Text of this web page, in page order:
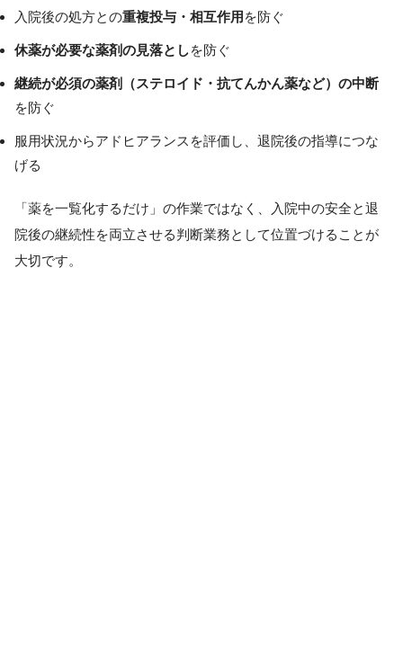
入院後の処方との重複投与・相互作用 を防ぐ
休薬が必要な薬剤の見落としを防ぐ
継続が必須の薬剤（ステロイド・抗てんかん薬など）の中断
を防ぐ
服用状況からアドヒアランスを評価し、退院後の指導につな
げる
「薬を一覧化するだけ」の作業ではなく、入院中の安全と退
院後の継続性を両立させる判断業務として位置づけることが
大切です。